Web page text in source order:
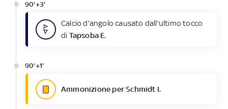
90'+3'
Calcio d'angolo causato dall'ultimo tocco
di Tapsoba E.
90'+1'
Ammonizione per Schmidt I.